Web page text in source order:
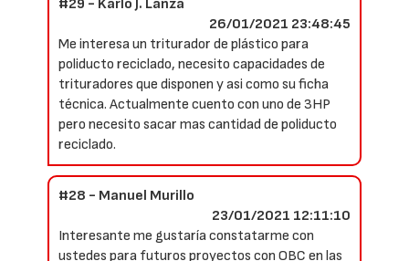
#29 - Karlo J. Lanza
26/01/2021 23:48:45
Me interesa un triturador de plástico para
poliducto reciclado, necesito capacidades de
trituradores que disponen y asi como su ficha
técnica. Actualmente cuento con uno de 3HP
pero necesito sacar mas cantidad de poliducto
reciclado.
#28 - Manuel Murillo
23/01/2021 12:11:10
Interesante me gustaría constatarme con
ustedes para futuros proyectos con OBC en las